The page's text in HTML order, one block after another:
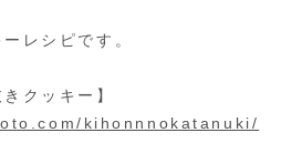
レシピです。
クッキー】
kihonnnokatanuki/